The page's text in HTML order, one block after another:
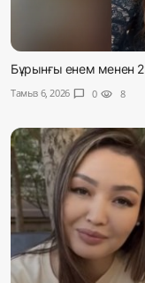
Бұрынғы енем менен
Тамыз 6, 2026 chat_bubble 0 visibility 8